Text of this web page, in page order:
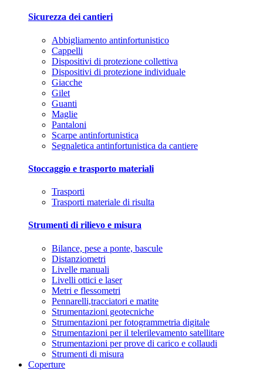
Sicurezza dei cantieri
Abbigliamento antinfortunistico
Cappelli
Dispositivi di protezione collettiva
Dispositivi di protezione individuale
Giacche
Gilet
Guanti
Maglie
Pantaloni
Scarpe antinfortunistica
Segnaletica antinfortunistica da cantiere
Stoccaggio e trasporto materiali
Trasporti
Trasporti materiale di risulta
Strumenti di rilievo e misura
Bilance, pese a ponte, bascule
Distanziometri
Livelle manuali
Livelli ottici e laser
Metri e flessometri
Pennarelli,tracciatori e matite
Strumentazioni geotecniche
Strumentazioni per fotogrammetria digitale
Strumentazioni per il telerilevamento satellitare
Strumentazioni per prove di carico e collaudi
Strumenti di misura
Coperture